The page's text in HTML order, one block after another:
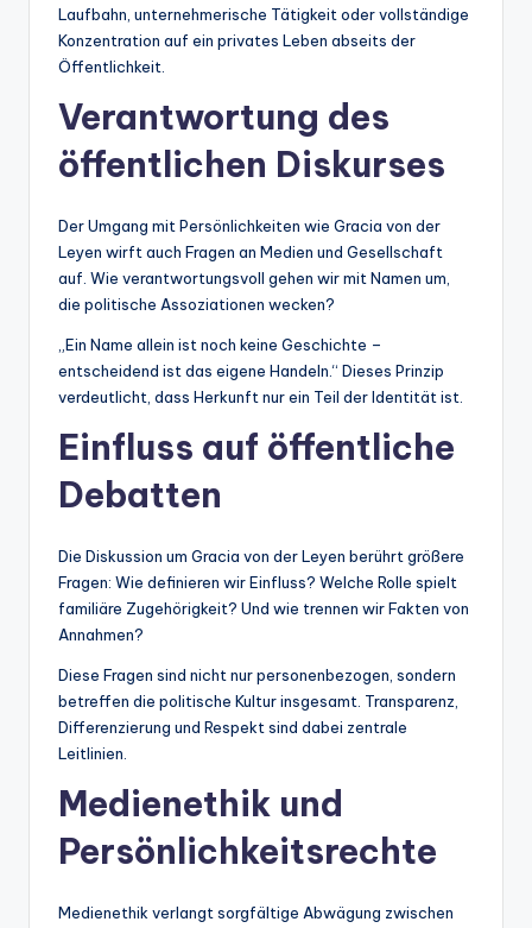
Laufbahn, unternehmerische Tätigkeit oder vollständige
Konzentration auf ein privates Leben abseits der
Öffentlichkeit.
Verantwortung des
öffentlichen Diskurses
Der Umgang mit Persönlichkeiten wie Gracia von der
Leyen wirft auch Fragen an Medien und Gesellschaft
auf. Wie verantwortungsvoll gehen wir mit Namen um,
die politische Assoziationen wecken?
„Ein Name allein ist noch keine Geschichte –
entscheidend ist das eigene Handeln.“ Dieses Prinzip
verdeutlicht, dass Herkunft nur ein Teil der Identität ist.
Einfluss auf öffentliche
Debatten
Die Diskussion um Gracia von der Leyen berührt größere
Fragen: Wie definieren wir Einfluss? Welche Rolle spielt
familiäre Zugehörigkeit? Und wie trennen wir Fakten von
Annahmen?
Diese Fragen sind nicht nur personenbezogen, sondern
betreffen die politische Kultur insgesamt. Transparenz,
Differenzierung und Respekt sind dabei zentrale
Leitlinien.
Medienethik und
Persönlichkeitsrechte
Medienethik verlangt sorgfältige Abwägung zwischen